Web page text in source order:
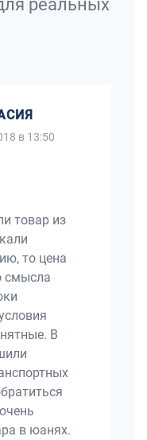
реальных
в 13:50
товар из
то цена
смысла
В
в юанях.